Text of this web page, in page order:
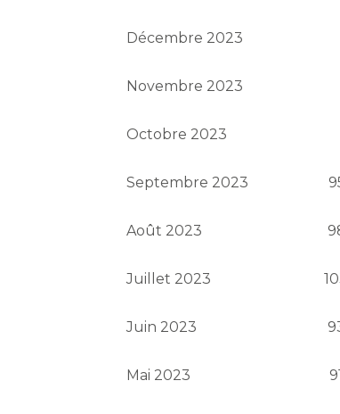
Décembre 2023
Novembre 2023
Octobre 2023
Septembre 2023
Août 2023
Juillet 2023
Juin 2023
Mai 2023